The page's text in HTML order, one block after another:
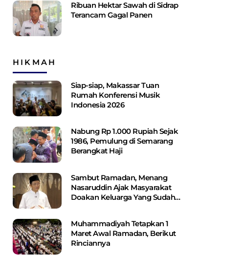
Ribuan Hektar Sawah di Sidrap
Terancam Gagal Panen
HIKMAH
Siap-siap, Makassar Tuan
Rumah Konferensi Musik
Indonesia 2026
Nabung Rp 1.000 Rupiah Sejak
1986, Pemulung di Semarang
Berangkat Haji
Sambut Ramadan, Menang
Nasaruddin Ajak Masyarakat
Doakan Keluarga Yang Sudah
Muhammadiyah Tetapkan 1
Maret Awal Ramadan, Berikut
Rinciannya